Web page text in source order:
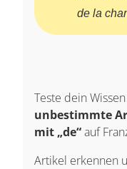
de la
Teste dein
unbestimmte
mit „de“auf
Artikel erkennen